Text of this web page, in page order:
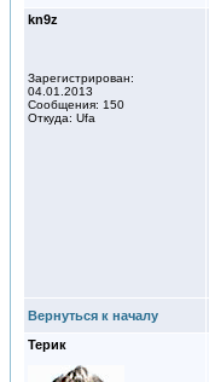
kn9z
Зарегистрирован:
04.01.2013
Сообщения: 150
Откуда: Ufa
Вернуться к началу
Терик